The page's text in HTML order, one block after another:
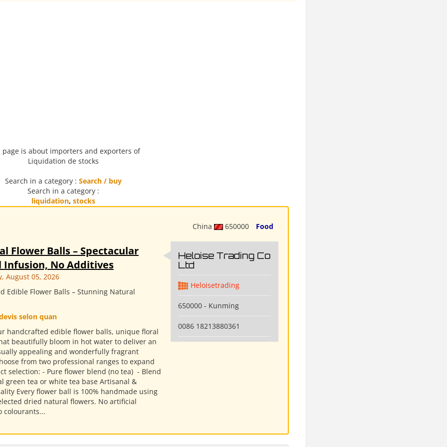
page is about importers and exporters of
Liquidation de stocks
Search in a category : Search / buy
Search in a category :
liquidation, stocks
China 650000 Food
Flower Balls – Spectacular
No Additives
August 05, 2026
Edible Flower Balls – Stunning Natural
selon quan
handcrafted edible flower balls, unique floral
beautifully bloom in hot water to deliver an
appealing and wonderfully fragrant
from two professional ranges to expand
selection: - Pure flower blend (no tea) ​ - Blend
green tea or white tea base Artisanal &
Every flower ball is 100% handmade using
dried natural flowers. No artificial
colourants...
Heloise Trading Co
Ltd
Heloisetrading
650000 - Kunming
0086 18213880361